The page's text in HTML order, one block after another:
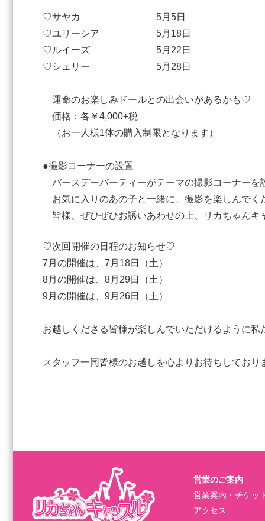
♡サヤカ 5月5日
♡ユリーシア 5月18日
♡ルイーズ 5月22日
♡シェリー 5月28日
運命のお楽しみドールとの出会いがあるかも♡
価格：各￥4,000+税
（お一人様1体の購入制限となります）
●撮影コーナーの設置
バースデーパーティーがテーマの撮影コーナーを
お気に入りのあの子と一緒に、撮影を楽しんでく
皆様、ぜひぜひお誘いあわせの上、リカちゃんキ
♡次回開催の日程のお知らせ♡
7月の開催は、7月18日（土）
8月の開催は、8月29日（土）
9月の開催は、9月26日（土）
お越しくださる皆様が楽しんでいただけるように私
スタッフ一同皆様のお越しを心よりお待ちしており
営業のご案内
営業案内・チケッ
アクセス